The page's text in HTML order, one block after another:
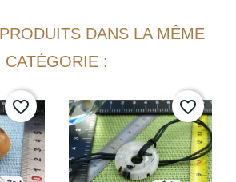
DANS LA MÊME
CATÉGORIE :
favorite_border favorite_border